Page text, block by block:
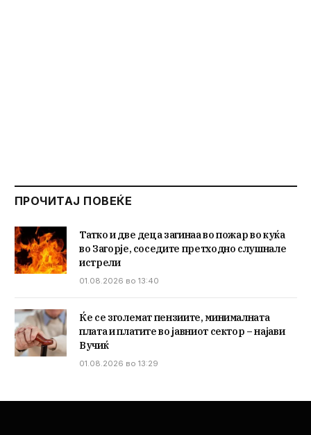
ПРОЧИТАЈ ПОВЕЌЕ
Татко и две деца загинаа во пожар во куќа
во Загорје, соседите претходно слушнале
истрели
01.08.2026 во 13:40
Ќе се зголемат пензиите, минималната
плата и платите во јавниот сектор – најави
Вучиќ
01.08.2026 во 13:29